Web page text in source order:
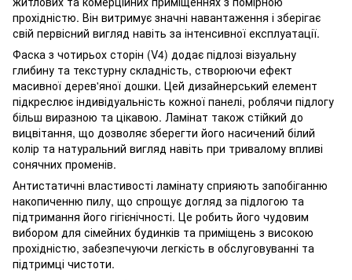
прохідністю. Він витримує значні навантаження і зберігає
свій первісний вигляд навіть за інтенсивної експлуатації.
Фаска з чотирьох сторін (V4) додає підлозі візуальну
глибину та текстурну складність, створюючи ефект
масивної дерев'яної дошки. Цей дизайнерський елемент
підкреслює індивідуальність кожної панелі, роблячи підлогу
більш виразною та цікавою. Ламінат також стійкий до
вицвітання, що дозволяє зберегти його насичений білий
колір та натуральний вигляд навіть при тривалому впливі
сонячних променів.
Антистатичні властивості ламінату сприяють запобіганню
накопиченню пилу, що спрощує догляд за підлогою та
підтримання його гігієнічності. Це робить його чудовим
вибором для сімейних будинків та приміщень з високою
прохідністю, забезпечуючи легкість в обслуговуванні та
підтримці чистоти.